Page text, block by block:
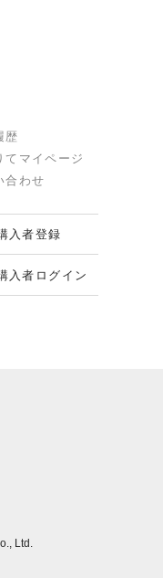
歴
てマイページ
合わせ
入者登録
入者ログイン
Ltd.